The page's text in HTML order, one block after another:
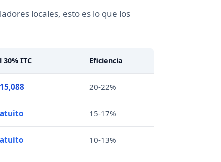
locales, esto es lo que los
30% ITC Eficiencia
20-22%
15-17%
10-13%